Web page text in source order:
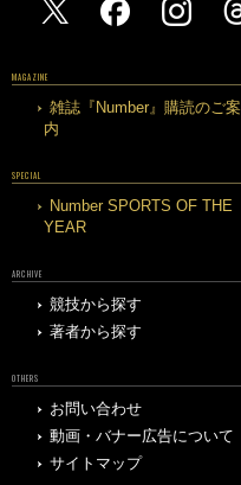
MAGAZINE
雑誌『Number』購読のご案
内
SPECIAL
Number SPORTS OF THE
YEAR
ARCHIVE
競技から探す
著者から探す
OTHERS
お問い合わせ
動画・バナー広告について
サイトマップ